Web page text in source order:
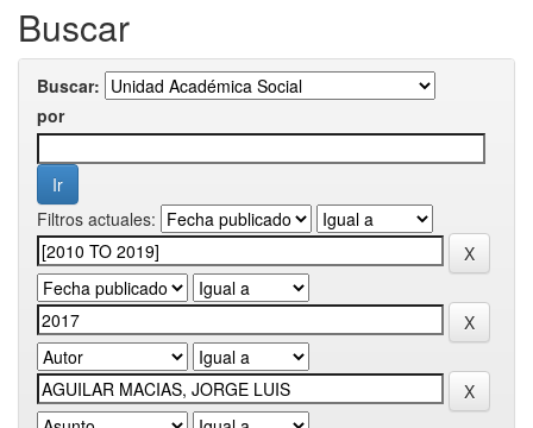
Buscar
Buscar:
por
Filtros actuales: